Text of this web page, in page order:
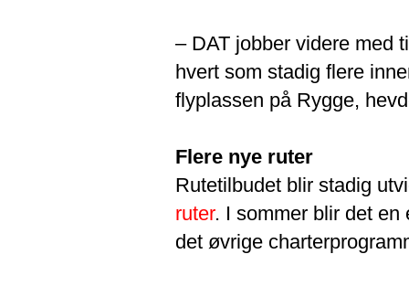
– DAT jobber videre med
hvert som stadig flere
flyplassen på Rygge,
Flere nye ruter
Rutetilbudet blir stadig
ruter. I sommer blir det en
det øvrige